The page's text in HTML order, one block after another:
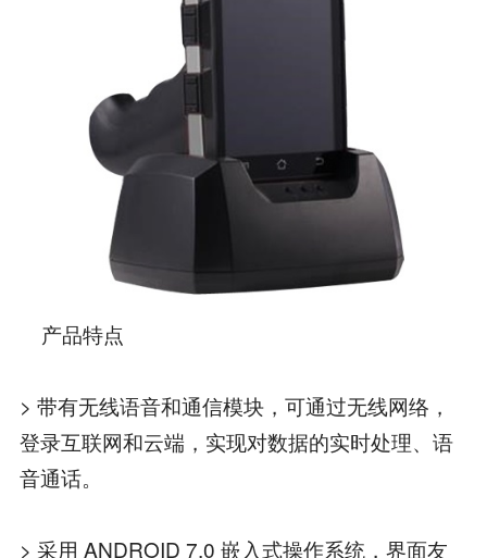
产品特点
> 带有无线语音和通信模块，可通过无线网络，
登录互联网和云端，实现对数据的实时处理、语
音通话。
> 采用 ANDROID 7.0 嵌入式操作系统，界面友